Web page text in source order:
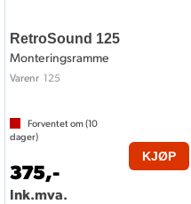
RetroSound 125
Monteringsramme
Varenr 125
Forventet om (10
dager)
375,-
Ink.mva.
KJØP